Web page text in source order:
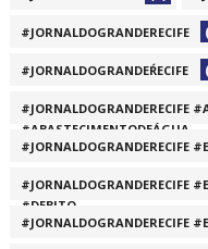
#JORNALDOGRANDERECIFE
#JORNALDOGRANDEŔECIFE
#JORNALDOGRANDERECIFE
#ABASTECIMENTODEÁGUA
(1)
#JORNALDOGRANDERECIFE
#JORNALDOGRANDERECIFE
#DEBITO
(1)
#JORNALDOGRANDERECIFE